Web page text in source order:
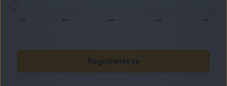
Registrovat se